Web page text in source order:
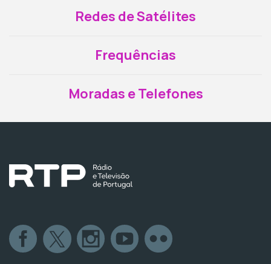
Redes de Satélites
Frequências
Moradas e Telefones